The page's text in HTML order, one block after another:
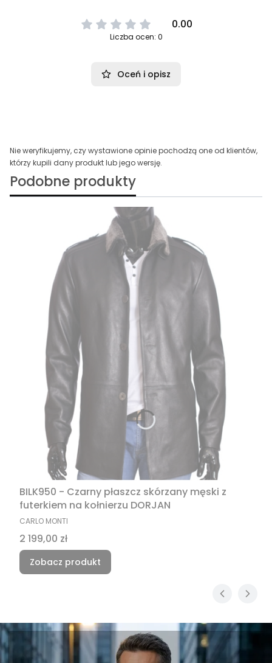
0.00
Liczba ocen: 0
Oceń i opisz
Nie weryfikujemy, czy wystawione opinie pochodzą one od klientów,
którzy kupili dany produkt lub jego wersję.
Podobne produkty
BILK950 - Czarny płaszcz skórzany męski z
futerkiem na kołnierzu DORJAN
PRODUCENT
CARLO MONTI
Cena
2 199,00 zł
Zobacz produkt